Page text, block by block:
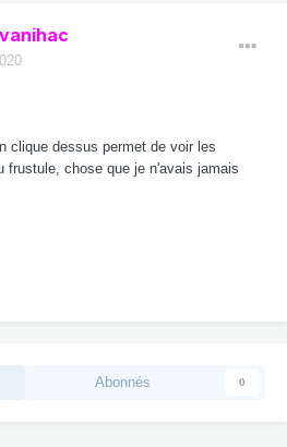
clique dessus permet de voir les
frustule, chose que je n'avais jamais
Abonnés 0